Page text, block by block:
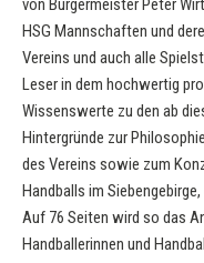
von Bürgermeister Peter
HSG Mannschaften und
Vereins und auch alle
Leser in dem hochwertig
Wissenswerte zu den ab
Hintergründe zur
des Vereins sowie zum
Handballs im
Auf 76 Seiten wird so das
Handballerinnen und